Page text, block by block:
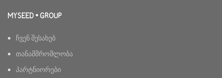
MYSEED • GROUP
ჩვენ შესახებ
თანამშრომლობა
პარტნიორები